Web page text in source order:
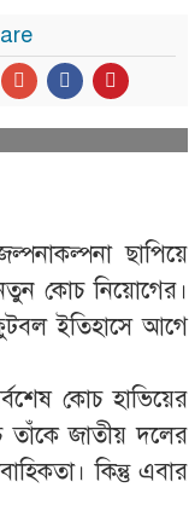
ছাপিয়ে
কোচ নিয়োগের।
ইতিহাসে আগে
কোচ হাভিয়ের
তাঁকে জাতীয় দলের
কিন্তু এবার